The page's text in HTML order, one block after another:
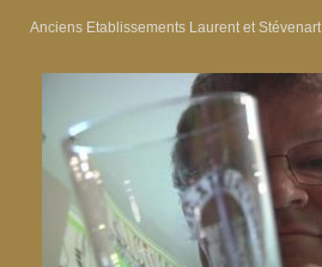
Anciens Etablissements Laurent et Stévenart